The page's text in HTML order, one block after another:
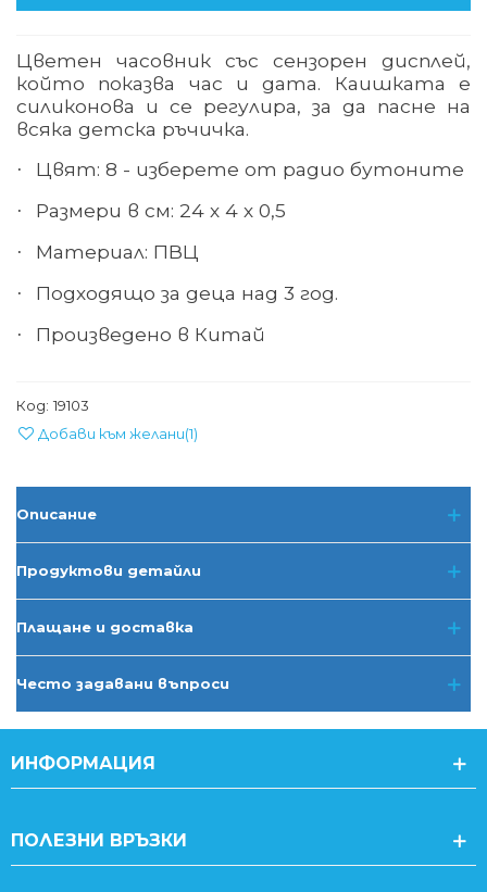
Цветен часовник със сензорен дисплей,
който показва час и дата. Каишката е
силиконова и се регулира, за да пасне на
всяка детска ръчичка.
· Цвят: 8 - изберете от радио бутоните
· Размери в см: 24 х 4 х 0,5
· Материал: ПВЦ
· Подходящо за деца над 3 год.
· Произведено в Китай
Код: 19103
Добави към желани(1)
Описание
Продуктови детайли
Плащане и доставка
Често задавани въпроси
ИНФОРМАЦИЯ
ПОЛЕЗНИ ВРЪЗКИ